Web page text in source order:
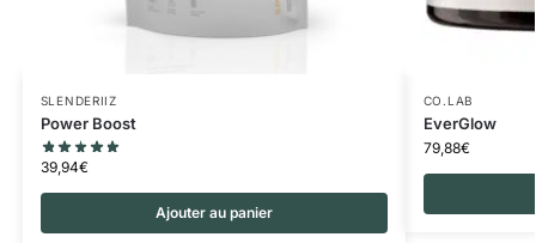
SLENDERIIZ
Power Boost
39,94€
Ajouter au panier
CO.LAB
EverGlow
79,88€